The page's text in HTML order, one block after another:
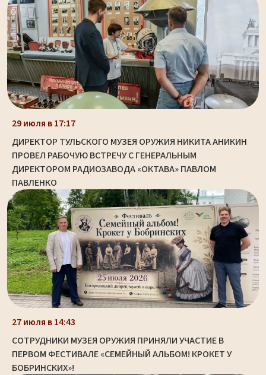
29 июля в 17:17
ДИРЕКТОР ТУЛЬСКОГО МУЗЕЯ ОРУЖИЯ НИКИТА АНИКИН
ПРОВЕЛ РАБОЧУЮ ВСТРЕЧУ С ГЕНЕРАЛЬНЫМ
ДИРЕКТОРОМ РАДИОЗАВОДА «ОКТАВА» ПАВЛОМ
ПАВЛЕНКО
27 июля в 14:43
СОТРУДНИКИ МУЗЕЯ ОРУЖИЯ ПРИНЯЛИ УЧАСТИЕ В
ПЕРВОМ ФЕСТИВАЛЕ «СЕМЕЙНЫЙ АЛЬБОМ! КРОКЕТ У
БОБРИНСКИХ»!